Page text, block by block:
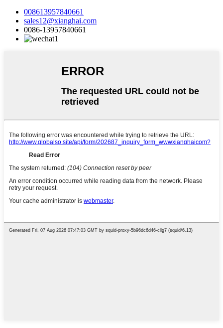
008613957840661
sales12@xianghai.com
0086-13957840661